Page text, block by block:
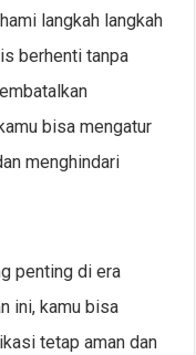
langkah langkah
berhenti tanpa
bisa mengatur
menghindari
penting di era
ini, kamu bisa
tetap aman dan